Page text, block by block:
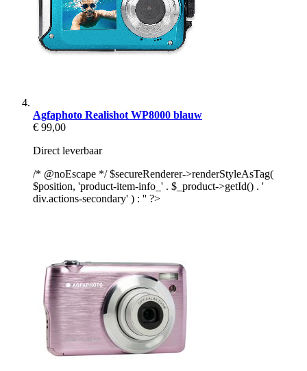
Agfaphoto Realishot WP8000 blauw
€ 99,00
Direct leverbaar
/* @noEscape */ $secureRenderer->renderStyleAsTag(
$position, 'product-item-info_' . $_product->getId() . '
div.actions-secondary' ) : '' ?>